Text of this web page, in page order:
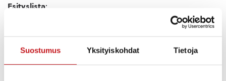
Suostumus Yksityiskohdat Tietoja
Esityslista:
Kokouksen laillisuuden ja päätösvaltaisuuden
Pöytäkirjan tarkastajat
Kokouksen työjärjestyksen hyväksyminen
Perusturvan kotihoidon ja vanhuspalveluiden
henkilöstön virkojen muuttaminen toimiksi